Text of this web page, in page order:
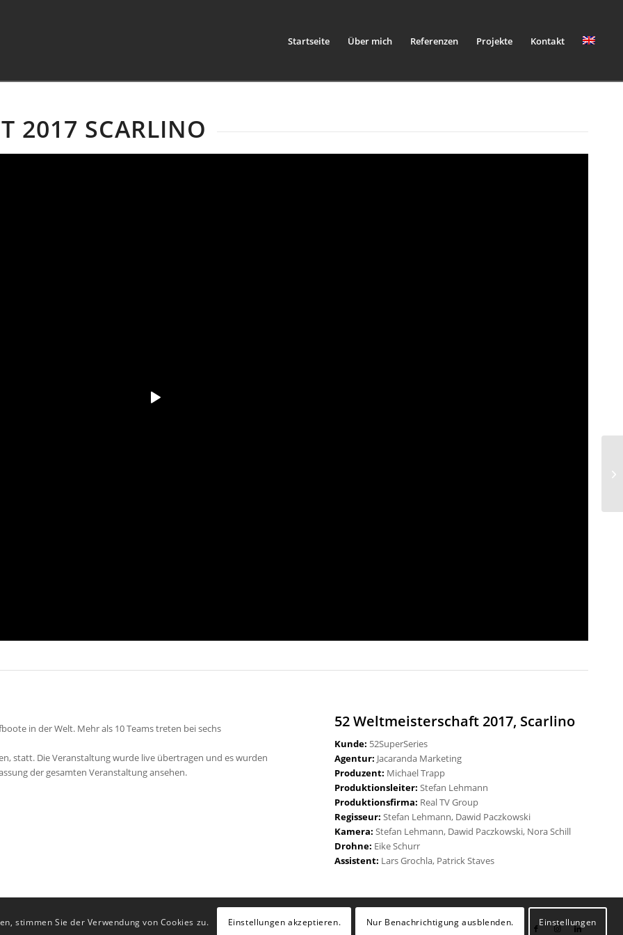
Startseite Über mich Referenzen Projekte Kontakt
2017 SCARLINO
in der Welt. Mehr als 10 Teams treten bei sechs
statt. Die Veranstaltung wurde live übertragen und es wurden
der gesamten Veranstaltung ansehen.
52 Weltmeisterschaft 2017, Scarlino
Kunde: 52SuperSeries
Agentur: Jacaranda Marketing
Produzent: Michael Trapp
Produktionsleiter: Stefan Lehmann
Produktionsfirma: Real TV Group
Regisseur: Stefan Lehmann, Dawid Paczkowski
Kamera: Stefan Lehmann, Dawid Paczkowski, Nora Schill
Drohne: Eike Schurr
Assistent: Lars Grochla, Patrick Staves
Datenschutz
stimmen Sie der Verwendung von Cookies zu. Einstellungen akzeptieren. Nur Benachrichtigung ausblenden. Einstellungen